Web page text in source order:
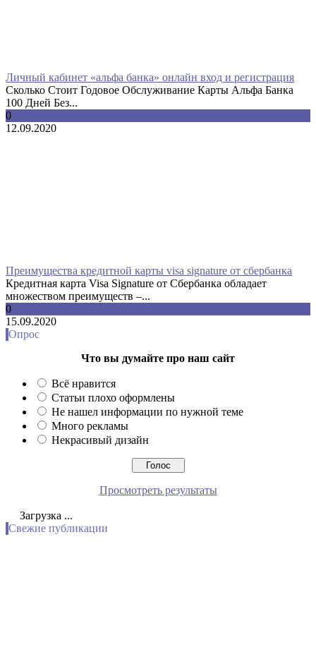
Личный кабинет «альфа банка» онлайн вход и регистрация
Сколько Стоит Годовое Обслуживание Карты Альфа Банка
100 Дней Без...
0
12.09.2020
Преимущества кредитной карты visa signature от сбербанка
Кредитная карта Visa Signature от Сбербанка обладает
множеством преимуществ –...
0
15.09.2020
Опрос
Что вы думайте про наш сайт
Всё нравится
Статьи плохо оформлены
Не нашел информации по нужной теме
Много рекламы
Некрасивый дизайн
Просмотреть результаты
Загрузка ...
Свежие публикации